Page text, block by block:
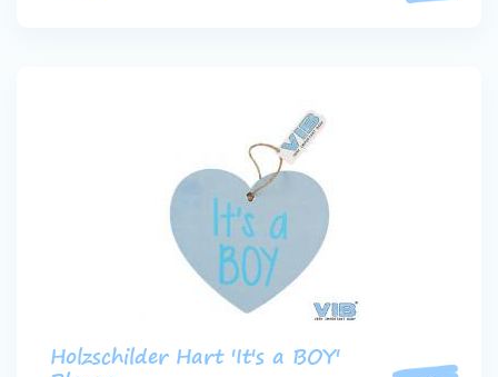
Holzschilder Hart 'It's a BOY'